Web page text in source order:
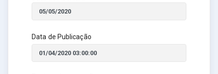
Data de Publicação